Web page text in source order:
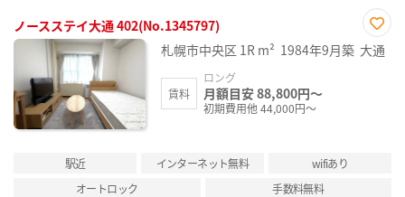
ノースステイ大通 402(No.1345797)
お気
に入
札幌市中央区 1R m² 1984年9月築 大通
賃料
ロング
月額目安 88,800円～
初期費用他 44,000円～
駅近 インターネット無料
wifiあり
オートロック
手数料無料